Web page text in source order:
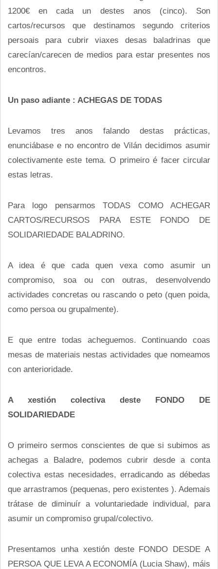
1200€ en cada un destes anos (cinco). Son
cartos/recursos que destinamos segundo criterios
persoais para cubrir viaxes desas baladrinas que
carecían/carecen de medios para estar presentes nos
encontros.
Un paso adiante : ACHEGAS DE TODAS
Levamos tres anos falando destas prácticas,
enunciábase e no encontro de Vilán decidimos asumir
colectivamente este tema. O primeiro é facer circular
estas letras.
Para logo pensarmos TODAS COMO ACHEGAR
CARTOS/RECURSOS PARA ESTE FONDO DE
SOLIDARIEDADE BALADRINO.
A idea é que cada quen vexa como asumir un
compromiso, soa ou con outras, desenvolvendo
actividades concretas ou rascando o peto (quen poida,
como persoa ou grupalmente).
E que entre todas acheguemos. Continuando coas
mesas de materiais nestas actividades que nomeamos
con anterioridade.
A xestión colectiva deste FONDO DE
SOLIDARIEDADE
O primeiro sermos conscientes de que si subimos as
achegas a Baladre, podemos cubrir desde a conta
colectiva estas necesidades, erradicando as débedas
que arrastramos (pequenas, pero existentes ). Ademais
trátase de diminuír a voluntariedade individual, para
asumir un compromiso grupal/colectivo.
Presentamos unha xestión deste FONDO DESDE A
PERSOA QUE LEVA A ECONOMÍA (Lucia Shaw), máis